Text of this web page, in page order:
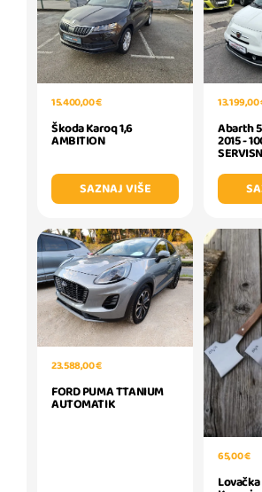
15.400,00 €
Škoda Karoq 1,6
AMBITION
SAZNAJ VIŠE
13.199,00
Abarth
2015 -
23.588,00 €
FORD PUMA TTANIUM
AUTOMATIK
65,00 €